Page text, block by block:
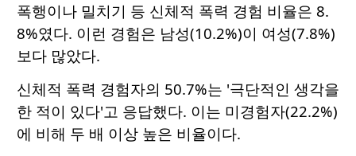
폭행이나 밀치기 등 신체적 폭력 경험 비율은 8.
8%였다. 이런 경험은 남성(10.2%)이 여성(7.8%)
보다 많았다.
신체적 폭력 경험자의 50.7%는 '극단적인 생각을
한 적이 있다'고 응답했다. 이는 미경험자(22.2%)
에 비해 두 배 이상 높은 비율이다.